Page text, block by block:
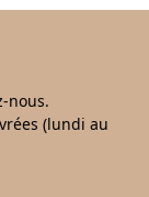
nous.
(lundi au